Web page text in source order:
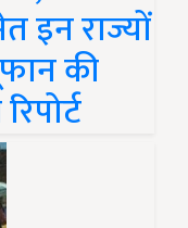
इन राज्यों
की